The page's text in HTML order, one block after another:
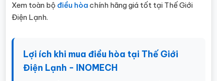
Xem toàn bộ điều hòa chính hãng giá tốt tại Thế Giới
Điện Lạnh.
Lợi ích khi mua điều hòa tại Thế Giới
Điện Lạnh - INOMECH